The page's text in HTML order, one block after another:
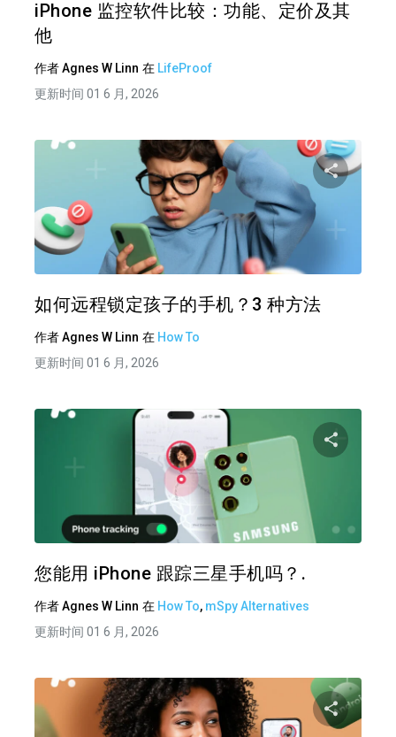
iPhone 监控软件比较：功能、定价及其
他
作者Agnes W Linn 在 LifeProof
更新时间 01 6 月, 2026
如何远程锁定孩子的手机？3 种方法
作者Agnes W Linn 在 How To
更新时间 01 6 月, 2026
您能用 iPhone 跟踪三星手机吗？.
作者Agnes W Linn 在 How To, mSpy Alternatives
更新时间 01 6 月, 2026